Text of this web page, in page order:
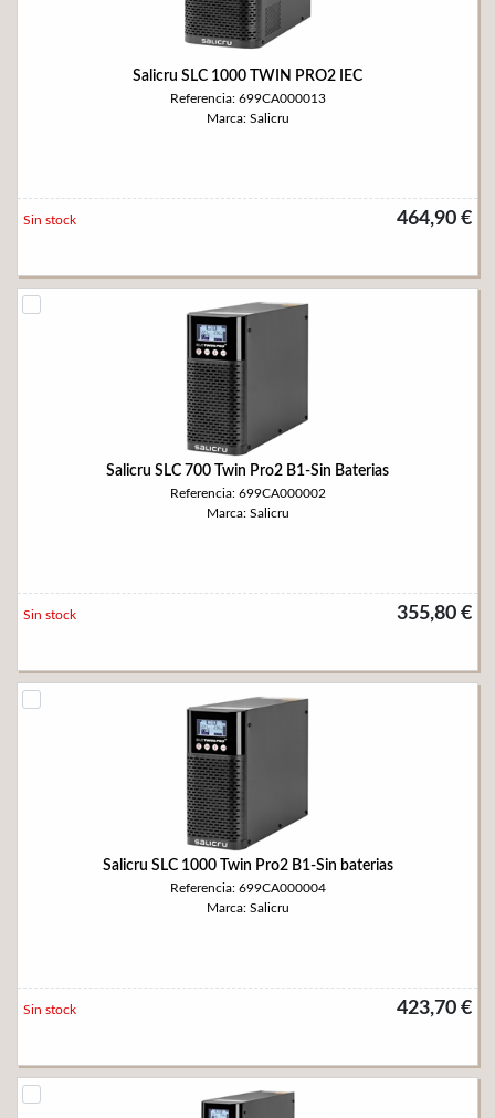
Salicru SLC 1000 TWIN PRO2 IEC
Referencia: 699CA000013
Marca: Salicru
464,90 €
Sin stock
Salicru SLC 700 Twin Pro2 B1-Sin Baterias
Referencia: 699CA000002
Marca: Salicru
355,80 €
Sin stock
Salicru SLC 1000 Twin Pro2 B1-Sin baterias
Referencia: 699CA000004
Marca: Salicru
423,70 €
Sin stock